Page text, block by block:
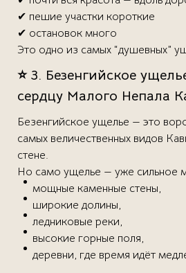
✔ пешие участки короткие
✔ остановок много
Это одно из самых “душевных”
⭐ 3. Безенгийское
сердцу Малого Непала
Безенгийское ущелье — это
самых величественных видов
стене.
Но само ущелье — уже сильное
мощные каменные стены,
широкие долины,
ледниковые реки,
высокие горные поля,
деревни, где время идёт